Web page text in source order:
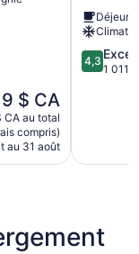
$ CA
$ CA
CA au total
compris)
au 31 août
Suites
Jersey
City
-
4.3
sur
4,3
1 011